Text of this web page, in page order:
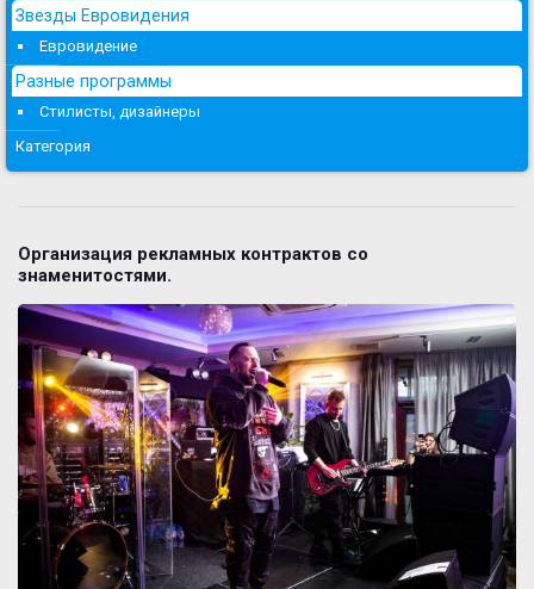
Звезды Евровидения
Евровидение
Разные программы
Стилисты, дизайнеры
Категория
Организация рекламных контрактов со
знаменитостями.